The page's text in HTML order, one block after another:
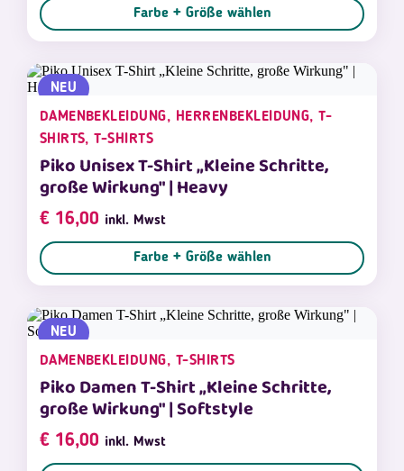
Farbe + Größe wählen
NEU
DAMENBEKLEIDUNG, HERRENBEKLEIDUNG, T-
SHIRTS, T-SHIRTS
Piko Unisex T-Shirt „Kleine Schritte,
große Wirkung" | Heavy
€16,00 inkl. Mwst
Farbe + Größe wählen
NEU
DAMENBEKLEIDUNG, T-SHIRTS
Piko Damen T-Shirt „Kleine Schritte,
große Wirkung" | Softstyle
€16,00 inkl. Mwst